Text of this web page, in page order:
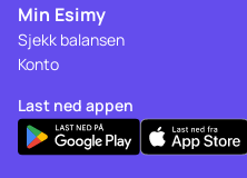
Min Esimy
Sjekk balansen
Konto
Last ned appen